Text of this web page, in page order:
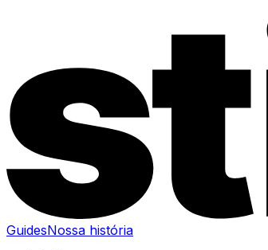
GuidesNossa história